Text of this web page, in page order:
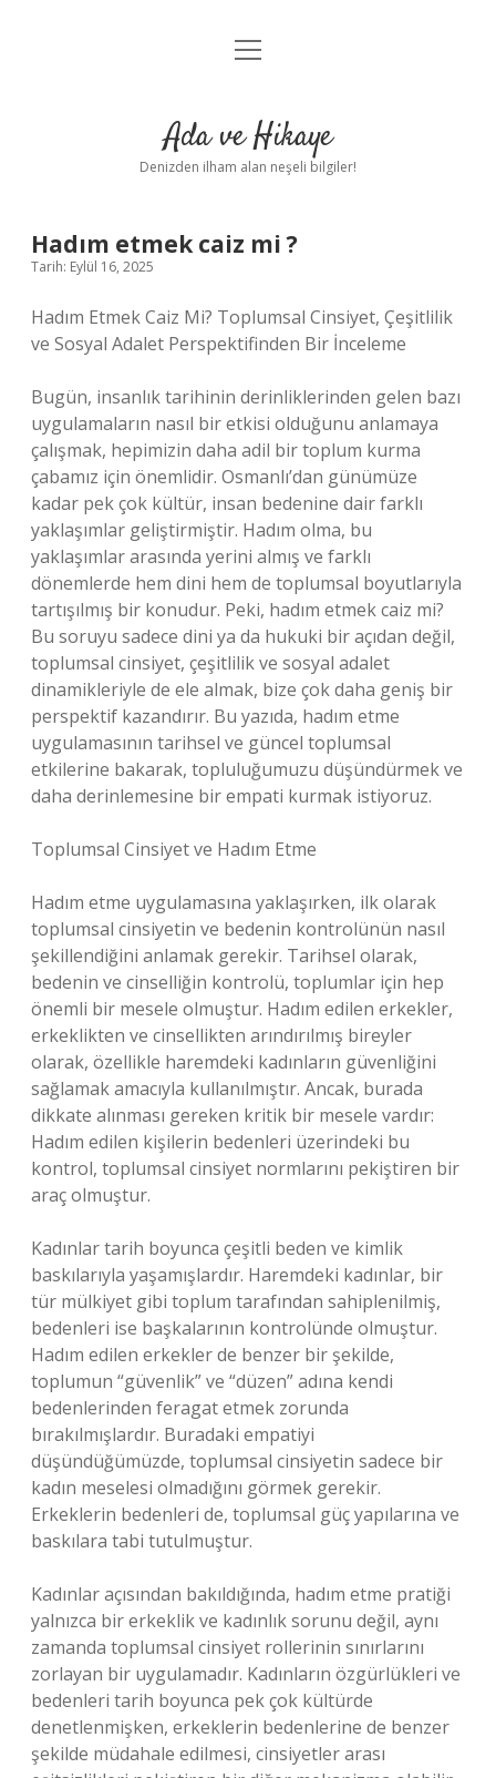
Anasayfa
Yasal Uyarı
menüyü
Ada ve Hikaye
Denizden ilham alan neşeli bilgiler!
Hadım etmek caiz mi ?
Tarih: Eylül 16, 2025
Hadım Etmek Caiz Mi? Toplumsal Cinsiyet, Çeşitlilik
ve Sosyal Adalet Perspektifinden Bir İnceleme
Bugün, insanlık tarihinin derinliklerinden gelen bazı
uygulamaların nasıl bir etkisi olduğunu anlamaya
çalışmak, hepimizin daha adil bir toplum kurma
çabamız için önemlidir. Osmanlı’dan günümüze
kadar pek çok kültür, insan bedenine dair farklı
yaklaşımlar geliştirmiştir. Hadım olma, bu
yaklaşımlar arasında yerini almış ve farklı
dönemlerde hem dini hem de toplumsal boyutlarıyla
tartışılmış bir konudur. Peki, hadım etmek caiz mi?
Bu soruyu sadece dini ya da hukuki bir açıdan değil,
toplumsal cinsiyet, çeşitlilik ve sosyal adalet
dinamikleriyle de ele almak, bize çok daha geniş bir
perspektif kazandırır. Bu yazıda, hadım etme
uygulamasının tarihsel ve güncel toplumsal
etkilerine bakarak, topluluğumuzu düşündürmek ve
daha derinlemesine bir empati kurmak istiyoruz.
Toplumsal Cinsiyet ve Hadım Etme
Hadım etme uygulamasına yaklaşırken, ilk olarak
toplumsal cinsiyetin ve bedenin kontrolünün nasıl
şekillendiğini anlamak gerekir. Tarihsel olarak,
bedenin ve cinselliğin kontrolü, toplumlar için hep
önemli bir mesele olmuştur. Hadım edilen erkekler,
erkeklikten ve cinsellikten arındırılmış bireyler
olarak, özellikle haremdeki kadınların güvenliğini
sağlamak amacıyla kullanılmıştır. Ancak, burada
dikkate alınması gereken kritik bir mesele vardır:
Hadım edilen kişilerin bedenleri üzerindeki bu
kontrol, toplumsal cinsiyet normlarını pekiştiren bir
araç olmuştur.
Kadınlar tarih boyunca çeşitli beden ve kimlik
baskılarıyla yaşamışlardır. Haremdeki kadınlar, bir
tür mülkiyet gibi toplum tarafından sahiplenilmiş,
bedenleri ise başkalarının kontrolünde olmuştur.
Hadım edilen erkekler de benzer bir şekilde,
toplumun “güvenlik” ve “düzen” adına kendi
bedenlerinden feragat etmek zorunda
bırakılmışlardır. Buradaki empatiyi
düşündüğümüzde, toplumsal cinsiyetin sadece bir
kadın meselesi olmadığını görmek gerekir.
Erkeklerin bedenleri de, toplumsal güç yapılarına ve
baskılara tabi tutulmuştur.
Kadınlar açısından bakıldığında, hadım etme pratiği
yalnızca bir erkeklik ve kadınlık sorunu değil, aynı
zamanda toplumsal cinsiyet rollerinin sınırlarını
zorlayan bir uygulamadır. Kadınların özgürlükleri ve
bedenleri tarih boyunca pek çok kültürde
denetlenmişken, erkeklerin bedenlerine de benzer
şekilde müdahale edilmesi, cinsiyetler arası